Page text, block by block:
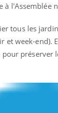
à l'Assemblée
tous les
et week-
préserver